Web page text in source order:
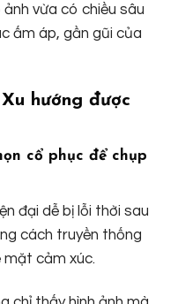
vừa có chiều sâu
ấm áp, gần gũi của
hướng được
cổ phục để chụp
đại dễ bị lỗi thời sau
cách truyền thống
mặt cảm xúc.